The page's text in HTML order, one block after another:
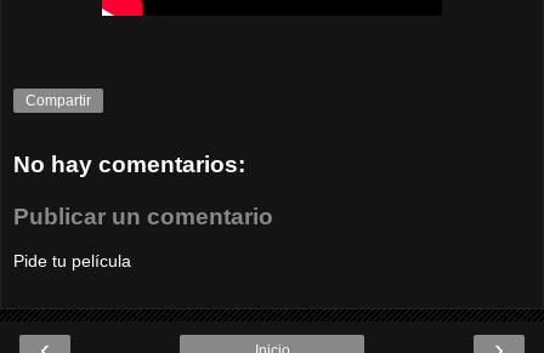
Compartir
No hay comentarios:
Publicar un comentario
Pide tu película